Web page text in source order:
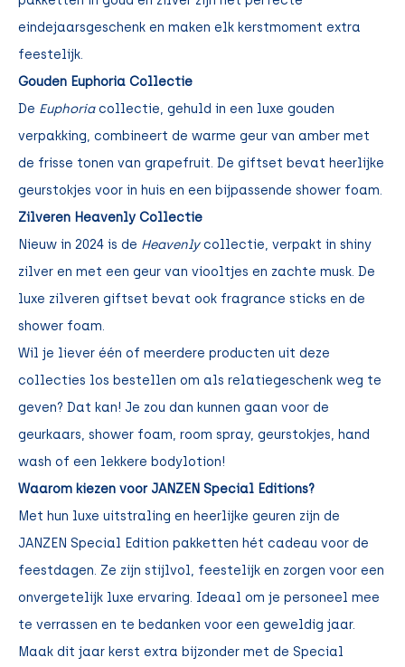
eindejaarsgeschenk en maken elk kerstmoment extra
feestelijk.
Gouden Euphoria Collectie
De Euphoriacollectie, gehuld in een luxe gouden
verpakking, combineert de warme geur van amber met
de frisse tonen van grapefruit. De giftset bevat heerlijke
geurstokjes voor in huis en een bijpassende shower foam.
Zilveren Heavenly Collectie
Nieuw in 2024 is de Heavenlycollectie, verpakt in shiny
zilver en met een geur van viooltjes en zachte musk. De
luxe zilveren giftset bevat ook fragrance sticks en de
shower foam.
Wil je liever één of meerdere producten uit deze
collecties los bestellen om als relatiegeschenk weg te
geven? Dat kan! Je zou dan kunnen gaan voor de
geurkaars, shower foam, room spray, geurstokjes, hand
wash of een lekkere bodylotion!
Waarom kiezen voor JANZEN Special Editions?
Met hun luxe uitstraling en heerlijke geuren zijn de
JANZEN Special Edition pakketten hét cadeau voor de
feestdagen. Ze zijn stijlvol, feestelijk en zorgen voor een
onvergetelijk luxe ervaring. Ideaal om je personeel mee
te verrassen en te bedanken voor een geweldig jaar.
Maak dit jaar kerst extra bijzonder met de Special